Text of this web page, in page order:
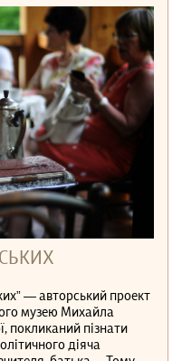
— авторський проект
музею Михайла
покликаний пізнати
діяча